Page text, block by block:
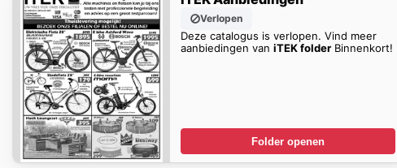
Verlopen
Deze catalogus is verlopen. Vind meer
aanbiedingen van iTEK folderBinnenkort!
Folder openen